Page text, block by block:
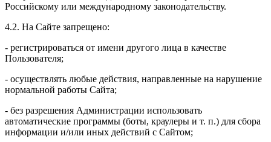
Российскому или международному законодательству.
4.2. На Сайте запрещено:
- регистрироваться от имени другого лица в качестве
Пользователя;
- осуществлять любые действия, направленные на нарушение
нормальной работы Сайта;
- без разрешения Администрации использовать
автоматические программы (боты, краулеры и т. п.) для сбора
информации и/или иных действий с Сайтом;